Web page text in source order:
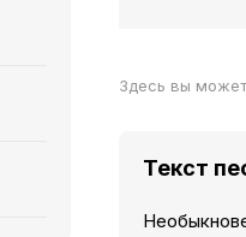
Здесь вы
Текст